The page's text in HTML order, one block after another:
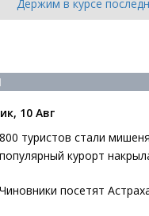
Держим в курсе
10 Авг
800 туристов стали
популярный курорт
Чиновники посетят